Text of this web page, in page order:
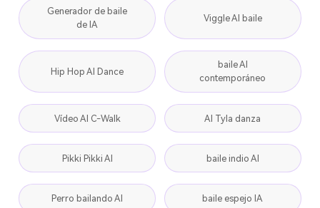
Generador de baile
de IA
Viggle AI baile
Hip Hop AI Dance
baile AI
contemporáneo
Vídeo AI C-Walk AI Tyla danza
Pikki Pikki AI baile indio AI
Perro bailando AI baile espejo IA